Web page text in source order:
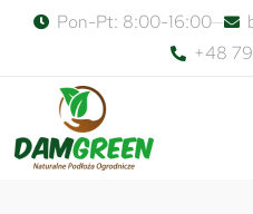
Pon-Pt: 8:00-16:00
+48